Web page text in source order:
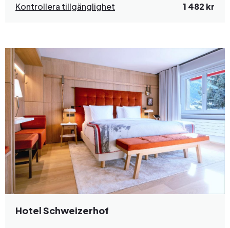
Kontrollera tillgänglighet 1 482 kr
Hotel Schweizerhof